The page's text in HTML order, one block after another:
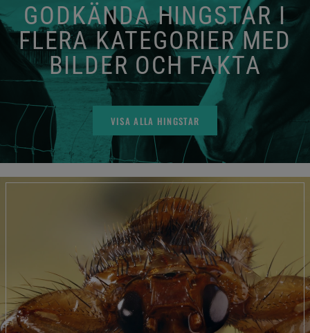
GODKÄNDA HINGSTAR I
FLERA KATEGORIER MED
BILDER OCH FAKTA
VISA ALLA HINGSTAR